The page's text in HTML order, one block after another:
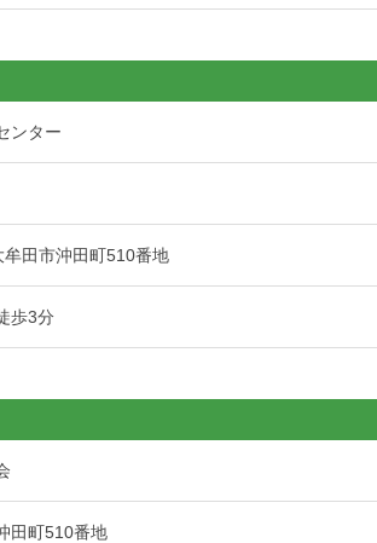
ンター
田市沖田町510番地
歩3分
田町510番地